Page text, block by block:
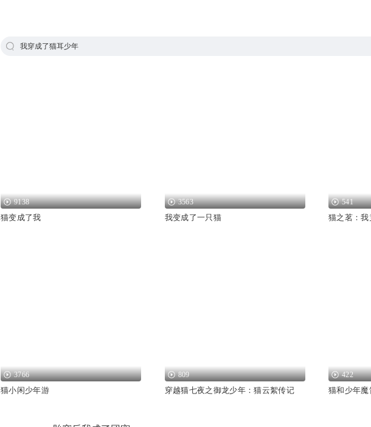
我穿成了猫耳少年
9138
猫变成了我
3563
我变成了一只猫
541
猫之茗：
3766
猫小闲少年游
809
穿越猫七夜之御龙少年：猫云絮传记
422
猫和少年魔